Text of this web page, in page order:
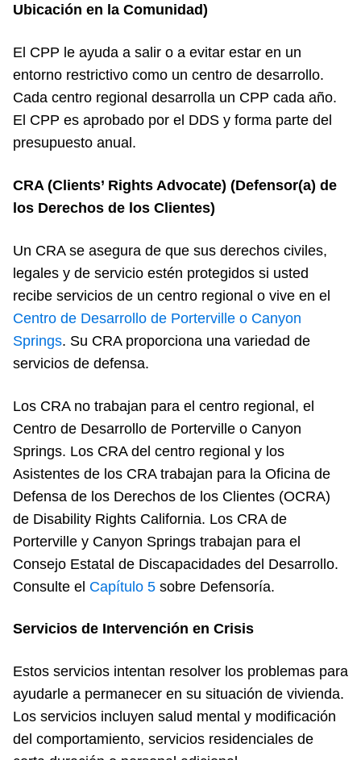
Ubicación en la Comunidad)
El CPP le ayuda a salir o a evitar estar en un
entorno restrictivo como un centro de desarrollo.
Cada centro regional desarrolla un CPP cada año.
El CPP es aprobado por el DDS y forma parte del
presupuesto anual.
CRA (Clients’ Rights Advocate) (Defensor(a) de
los Derechos de los Clientes)
Un CRA se asegura de que sus derechos civiles,
legales y de servicio estén protegidos si usted
recibe servicios de un centro regional o vive en el
Centro de Desarrollo de Porterville o Canyon
Springs. Su CRA proporciona una variedad de
servicios de defensa.
Los CRA no trabajan para el centro regional, el
Centro de Desarrollo de Porterville o Canyon
Springs. Los CRA del centro regional y los
Asistentes de los CRA trabajan para la Oficina de
Defensa de los Derechos de los Clientes (OCRA)
de Disability Rights California. Los CRA de
Porterville y Canyon Springs trabajan para el
Consejo Estatal de Discapacidades del Desarrollo.
Consulte el Capítulo 5 sobre Defensoría.
Servicios de Intervención en Crisis
Estos servicios intentan resolver los problemas para
ayudarle a permanecer en su situación de vivienda.
Los servicios incluyen salud mental y modificación
del comportamiento, servicios residenciales de